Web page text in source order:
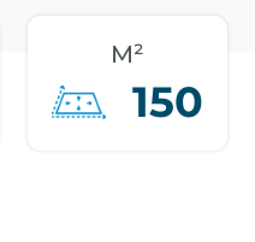
M²
150